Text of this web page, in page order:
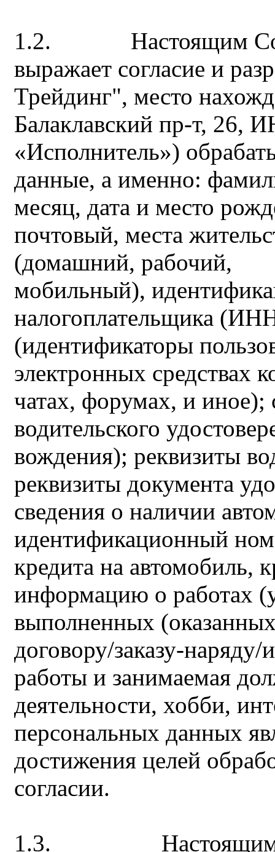
1.2. Настоящим
выражает согласие и
Трейдинг", место
Балаклавский пр-т, 26,
«Исполнитель»)
данные, а именно:
месяц, дата и место
почтовый, места
(домашний, рабочий,
мобильный),
налогоплательщика
(идентификаторы
электронных средствах
чатах, форумах, и иное);
водительского
вождения); реквизиты
реквизиты документа
сведения о наличии
идентификационный
кредита на автомобиль,
информацию о работах
выполненных
договору/заказу-
работы и занимаемая
деятельности, хобби,
персональных данных
достижения целей
согласии.
1.3. Настоящим